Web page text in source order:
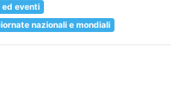
ed eventi
nazionali e mondiali